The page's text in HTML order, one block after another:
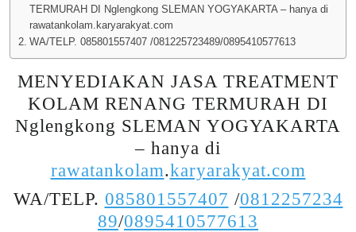
TERMURAH DI Nglengkong SLEMAN YOGYAKARTA – hanya di
rawatankolam.karyarakyat.com
WA/TELP. 085801557407 /081225723489/0895410577613
MENYEDIAKAN JASA TREATMENT
KOLAM RENANG TERMURAH DI
Nglengkong SLEMAN YOGYAKARTA
– hanya di
rawatankolam.karyarakyat.com
WA/TELP. 085801557407 /0812257234
89/0895410577613